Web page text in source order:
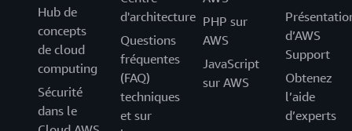
Hub de
concepts
de cloud
computing
Sécurité
dans le
d'architecture
Questions
fréquentes
(FAQ)
techniques
et sur
PHP sur
AWS
JavaScript
sur AWS
d’AWS
Support
Obtenez
l’aide
d’experts